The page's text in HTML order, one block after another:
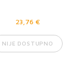
23,76 €
NIJE DOSTUPNO